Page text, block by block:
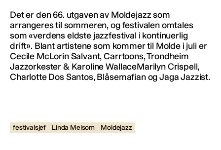
Det er den 66. utgaven av Moldejazz som
arrangeres til sommeren, og festivalen omtales
som «verdens eldste jazzfestival i kontinuerlig
drift». Blant artistene som kommer til Molde i juli er
Cecile McLorin Salvant, Carrtoons, Trondheim
Jazzorkester & Karoline WallaceMarilyn Crispell,
Charlotte Dos Santos, Blåsemafian og Jaga Jazzist.
festivalsjef Linda Melsom Moldejazz